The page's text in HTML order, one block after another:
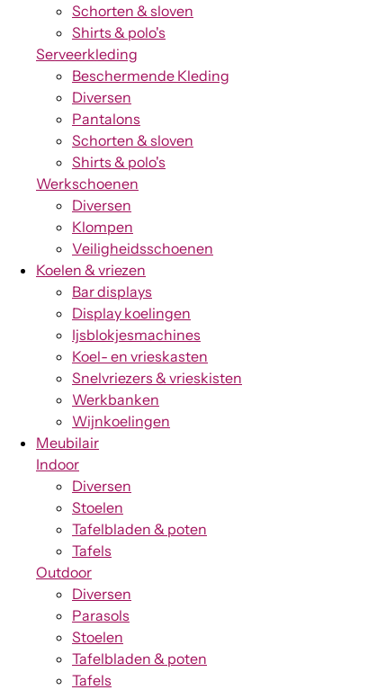
Schorten & sloven
Shirts & polo's
Serveerkleding
Beschermende Kleding
Diversen
Pantalons
Schorten & sloven
Shirts & polo's
Werkschoenen
Diversen
Klompen
Veiligheidsschoenen
Koelen & vriezen
Bar displays
Display koelingen
Ijsblokjesmachines
Koel- en vrieskasten
Snelvriezers & vrieskisten
Werkbanken
Wijnkoelingen
Meubilair
Indoor
Diversen
Stoelen
Tafelbladen & poten
Tafels
Outdoor
Diversen
Parasols
Stoelen
Tafelbladen & poten
Tafels